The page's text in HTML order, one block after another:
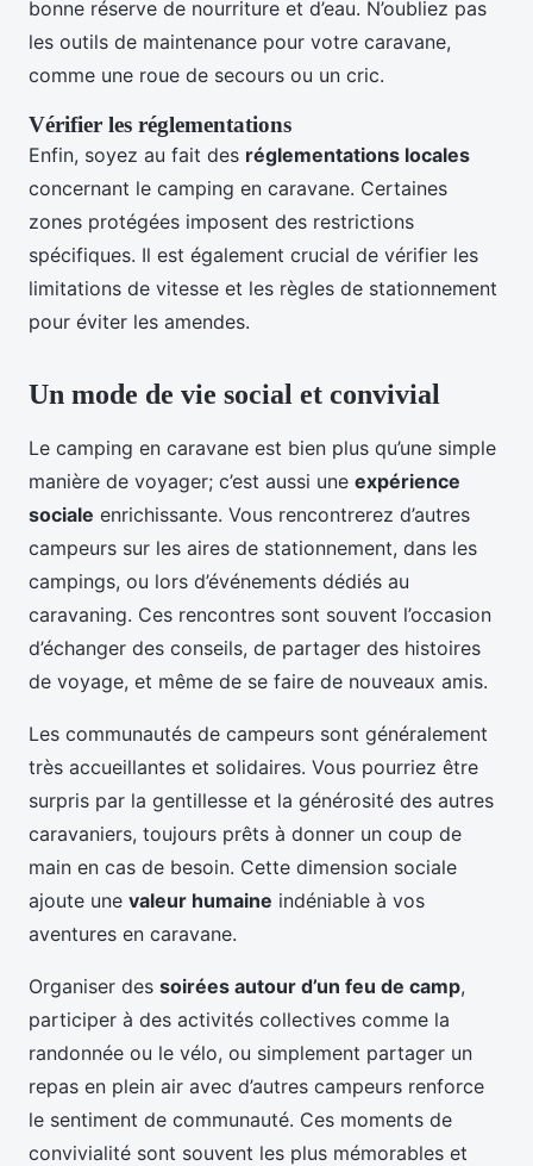
bonne réserve de nourriture et d’eau. N’oubliez pas
les outils de maintenance pour votre caravane,
comme une roue de secours ou un cric.
Vérifier les réglementations
Enfin, soyez au fait des réglementations locales
concernant le camping en caravane. Certaines
zones protégées imposent des restrictions
spécifiques. Il est également crucial de vérifier les
limitations de vitesse et les règles de stationnement
pour éviter les amendes.
Un mode de vie social et convivial
Le camping en caravane est bien plus qu’une simple
manière de voyager; c’est aussi une expérience
sociale enrichissante. Vous rencontrerez d’autres
campeurs sur les aires de stationnement, dans les
campings, ou lors d’événements dédiés au
caravaning. Ces rencontres sont souvent l’occasion
d’échanger des conseils, de partager des histoires
de voyage, et même de se faire de nouveaux amis.
Les communautés de campeurs sont généralement
très accueillantes et solidaires. Vous pourriez être
surpris par la gentillesse et la générosité des autres
caravaniers, toujours prêts à donner un coup de
main en cas de besoin. Cette dimension sociale
ajoute une valeur humaine indéniable à vos
aventures en caravane.
Organiser des soirées autour d’un feu de camp,
participer à des activités collectives comme la
randonnée ou le vélo, ou simplement partager un
repas en plein air avec d’autres campeurs renforce
le sentiment de communauté. Ces moments de
convivialité sont souvent les plus mémorables et